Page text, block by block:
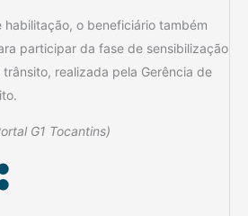
habilitação, o beneficiário também
participar da fase de sensibilização
realizada pela Gerência de
G1 Tocantins)